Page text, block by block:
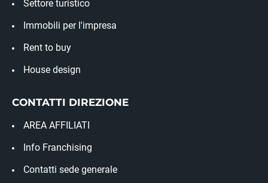
Settore turistico
Immobili per l'impresa
Rent to buy
House design
CONTATTI DIREZIONE
AREA AFFILIATI
Info Franchising
Contatti sede generale